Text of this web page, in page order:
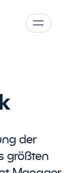
der
größten